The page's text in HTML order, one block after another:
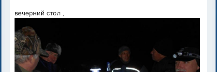
вечерний стол ,